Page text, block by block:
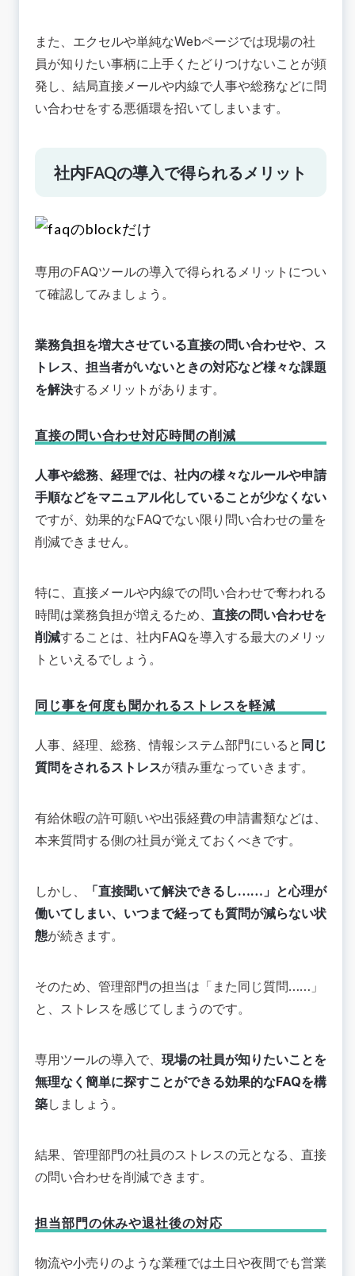
また、エクセルや単純なWebページでは現場の社
員が知りたい事柄に上手くたどりつけないことが頻
発し、結局直接メールや内線で人事や総務などに問
い合わせをする悪循環を招いてしまいます。
社内FAQの導入で得られるメリット
専用のFAQツールの導入で得られるメリットについ
て確認してみましょう。
業務負担を増大させている直接の問い合わせや、ス
トレス、担当者がいないときの対応など様々な課題
を解決するメリットがあります。
直接の問い合わせ対応時間の削減
人事や総務、経理では、社内の様々なルールや申請
手順などをマニュアル化していることが少なくない
ですが、効果的なFAQでない限り問い合わせの量を
削減できません。
特に、直接メールや内線での問い合わせで奪われる
時間は業務負担が増えるため、 直接の問い合わせを
削減することは、社内FAQを導入する最大のメリッ
トといえるでしょう。
同じ事を何度も聞かれるストレスを軽減
人事、経理、総務、情報システム部門にいると 同じ
質問をされるストレスが積み重なっていきます。
有給休暇の許可願いや出張経費の申請書類などは、
本来質問する側の社員が覚えておくべきです。
しかし、
「直接聞いて解決できるし……」と心理が
働いてしまい、いつまで経っても質問が減らない状
態が続きます。
そのため、管理部門の担当は「また同じ質問……」
と、ストレスを感じてしまうのです。
専用ツールの導入で、 現場の社員が知りたいことを
無理なく簡単に探すことができる効果的なFAQを構
築しましょう。
結果、管理部門の社員のストレスの元となる、直接
の問い合わせを削減できます。
担当部門の休みや退社後の対応
物流や小売りのような業種では土日や夜間でも営業